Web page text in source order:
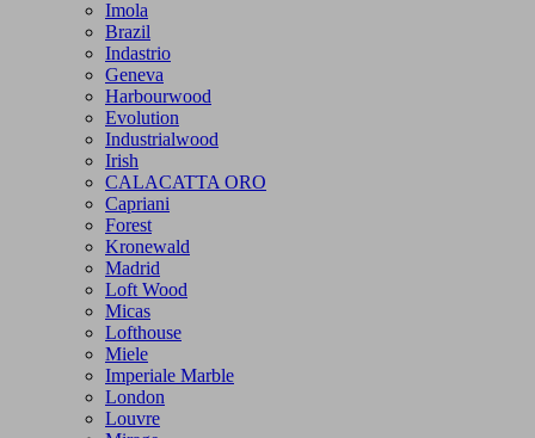
Imola
Brazil
Indastrio
Geneva
Harbourwood
Evolution
Industrialwood
Irish
CALACATTA ORO
Capriani
Forest
Kronewald
Madrid
Loft Wood
Micas
Lofthouse
Miele
Imperiale Marble
London
Louvre